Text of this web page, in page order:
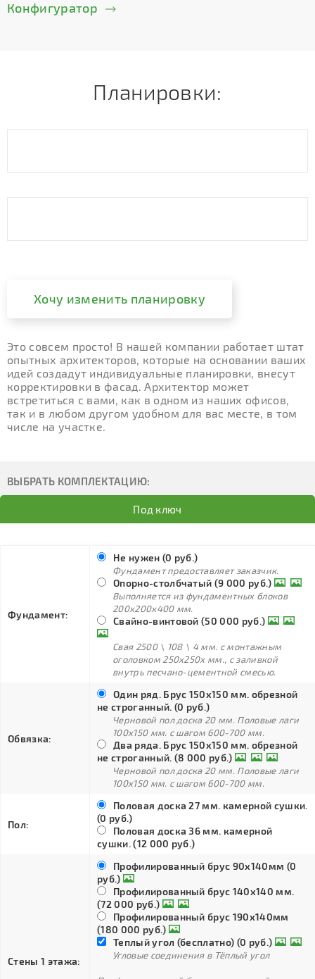
Конфигуратор
Планировки:
Хочу изменить планировку
Это совсем просто! В нашей компании работает штат
опытных архитекторов, которые на основании ваших
идей создадут индивидуальные планировки, внесут
корректировки в фасад. Архитектор может
встретиться с вами, как в одном из наших офисов,
так и в любом другом удобном для вас месте, в том
числе на участке.
ВЫБРАТЬ КОМПЛЕКТАЦИЮ:
Под ключ
Фундамент:
Не нужен (0 руб.)
Фундамент предоставляет заказчик.
Опорно-столбчатый (9 000 руб.)
Выполняется из фундаментных блоков
200х200х400 мм.
Свайно-винтовой (50 000 руб.)
Свая 2500 \ 108 \ 4 мм. с монтажным
оголовком 250х250х мм., с заливкой
внутрь песчано-цементной смесью.
Обвязка:
Один ряд. Брус 150х150 мм. обрезной
не строганный. (0 руб.)
Черновой пол доска 20 мм. Половые лаги
100х150 мм. с шагом 600-700 мм.
Два ряда. Брус 150х150 мм. обрезной
не строганный. (8 000 руб.)
Черновой пол доска 20 мм. Половые лаги
100х150 мм. с шагом 600-700 мм.
Пол:
Половая доска 27 мм. камерной сушки.
(0 руб.)
Половая доска 36 мм. камерной
сушки. (12 000 руб.)
Стены 1 этажа:
Профилированный брус 90х140мм (0
руб.)
Профилированный брус 140х140 мм.
(72 000 руб.)
Профилированный брус 190х140мм
(180 000 руб.)
Теплый угол (бесплатно) (0 руб.)
Угловые соединения в Тёплый угол